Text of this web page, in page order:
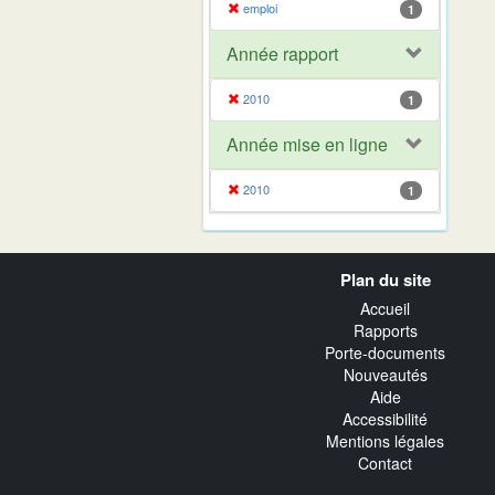
emploi 1
Année rapport
2010 1
Année mise en ligne
2010 1
Plan du site
Accueil
Rapports
Porte-documents
Nouveautés
Aide
Accessibilité
Mentions légales
Contact